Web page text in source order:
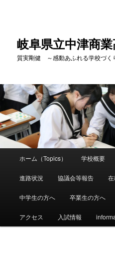
岐阜県立中津商
質実剛健 ～感動あふれる学校づく
メ
イ
ン
ホーム（Topics） 学校概要
進路状況 協議会等報告
中学生の方へ 卒業生の方へ
アクセス 入試情報